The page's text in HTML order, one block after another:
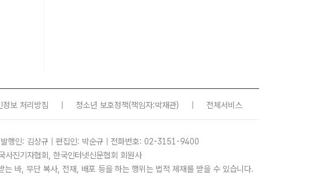
정보 처리방침 청소년 보호정책(책임자:박재관) 전체서비스
행인: 김상규 | 편집인: 박순규 | 전화번호: 02-3151-9400
진기자협회, 한국인터넷신문협회 회원사
, 무단 복사, 전재, 배포 등을 하는 행위는 법적 제재를 받을 수 있습니다.